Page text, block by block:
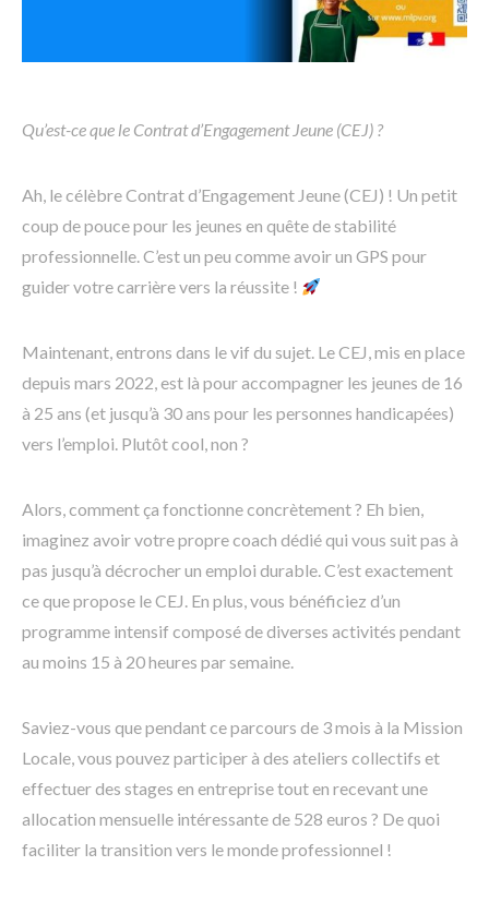
Qu’est-ce que le Contrat d’Engagement Jeune (CEJ) ?
Ah, le célèbre Contrat d’Engagement Jeune (CEJ) ! Un petit
coup de pouce pour les jeunes en quête de stabilité
professionnelle. C’est un peu comme avoir un GPS pour
guider votre carrière vers la réussite !
Maintenant, entrons dans le vif du sujet. Le CEJ, mis en place
depuis mars 2022, est là pour accompagner les jeunes de 16
à 25 ans (et jusqu’à 30 ans pour les personnes handicapées)
vers l’emploi. Plutôt cool, non ?
Alors, comment ça fonctionne concrètement ? Eh bien,
imaginez avoir votre propre coach dédié qui vous suit pas à
pas jusqu’à décrocher un emploi durable. C’est exactement
ce que propose le CEJ. En plus, vous bénéficiez d’un
programme intensif composé de diverses activités pendant
au moins 15 à 20 heures par semaine.
Saviez-vous que pendant ce parcours de 3 mois à la Mission
Locale, vous pouvez participer à des ateliers collectifs et
effectuer des stages en entreprise tout en recevant une
allocation mensuelle intéressante de 528 euros ? De quoi
faciliter la transition vers le monde professionnel !